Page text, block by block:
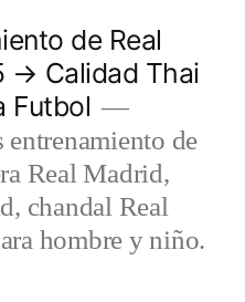
de Real
→ Calidad Thai
Futbol
entrenamiento de
Real Madrid,
chandal Real
hombre y niño.